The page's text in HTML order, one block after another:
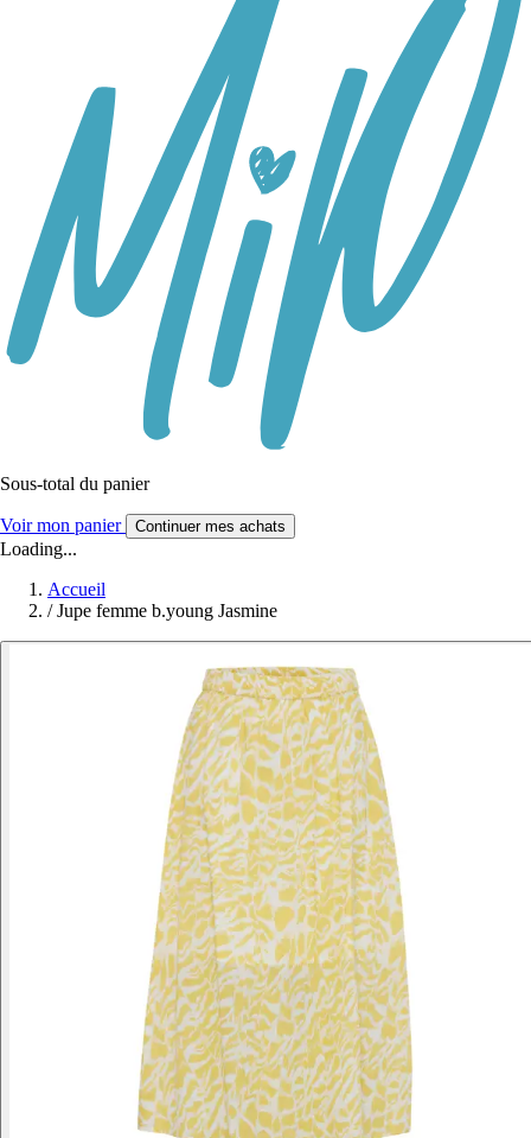
Sous-total du panier
Voir mon panier Continuer mes achats
Loading...
Accueil
/ Jupe femme b.young Jasmine